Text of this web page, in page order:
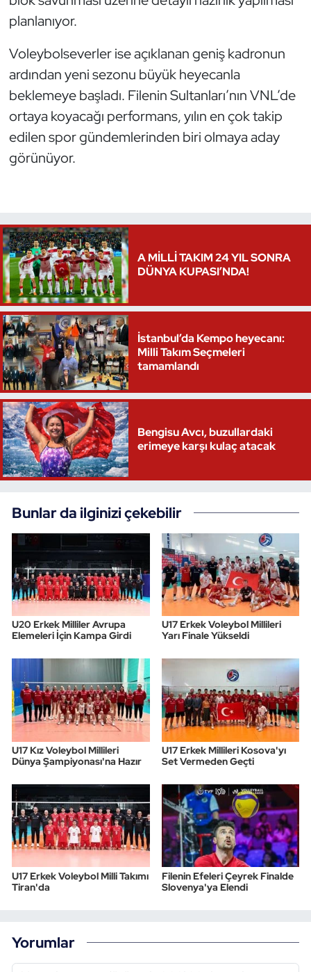
planlanıyor.
Voleybolseverler ise açıklanan geniş kadronun
ardından yeni sezonu büyük heyecanla
beklemeye başladı. Filenin Sultanları’nın VNL’de
ortaya koyacağı performans, yılın en çok takip
edilen spor gündemlerinden biri olmaya aday
görünüyor.
A MİLLİ TAKIM 24 YIL SONRA
DÜNYA KUPASI’NDA!
İstanbul’da Kempo heyecanı:
Milli Takım Seçmeleri
tamamlandı
Bengisu Avcı, buzullardaki
erimeye karşı kulaç atacak
Bunlar da ilginizi çekebilir
U20 Erkek Milliler Avrupa
Elemeleri İçin Kampa Girdi
U17 Erkek Voleybol Millileri
Yarı Finale Yükseldi
U17 Kız Voleybol Millileri
Dünya Şampiyonası'na Hazır
U17 Erkek Millileri Kosova'yı
Set Vermeden Geçti
U17 Erkek Voleybol Milli Takımı
Tiran'da
Filenin Efeleri Çeyrek Finalde
Slovenya'ya Elendi
Yorumlar